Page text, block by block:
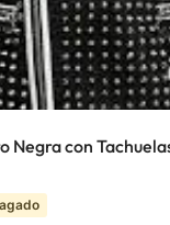
Negra con